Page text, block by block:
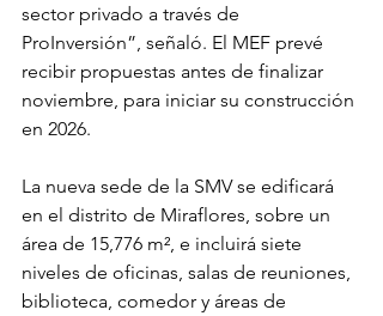
sector privado a través de
ProInversión”, señaló. El MEF prevé
recibir propuestas antes de finalizar
noviembre, para iniciar su construcción
en 2026.
La nueva sede de la SMV se edificará
en el distrito de Miraflores, sobre un
área de 15,776 m², e incluirá siete
niveles de oficinas, salas de reuniones,
biblioteca, comedor y áreas de